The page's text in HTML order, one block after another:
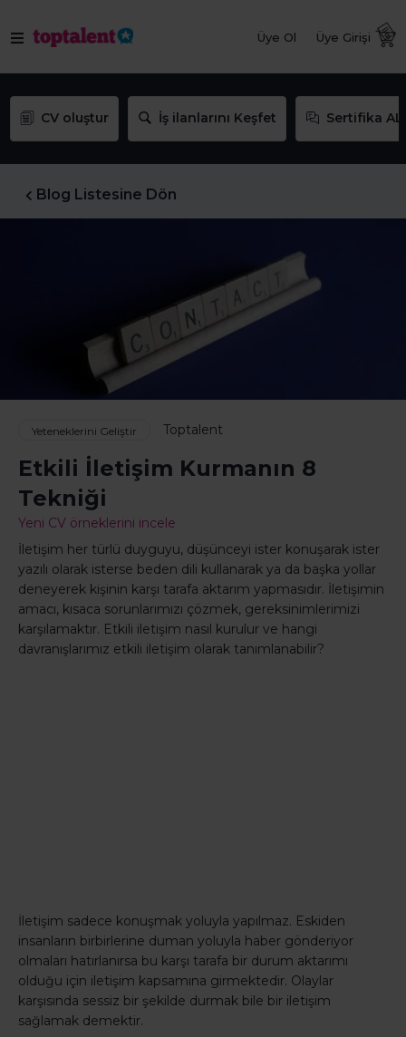
Üye Ol Üye Girişi
CV oluştur İş ilanlarını Keşfet Sertifika AL
Blog Listesine Dön
Yeteneklerini Geliştir Toptalent
Etkili İletişim Kurmanın 8
Tekniği
Yeni CV örneklerini incele
İletişim her türlü duyguyu, düşünceyi ister konuşarak ister
yazılı olarak isterse beden dili kullanarak ya da başka yollar
deneyerek kişinin karşı tarafa aktarım yapmasıdır. İletişimin
amacı, kısaca sorunlarımızı çözmek, gereksinimlerimizi
karşılamaktır. Etkili iletişim nasıl kurulur ve hangi
davranışlarımız etkili iletişim olarak tanımlanabilir?
İletişim sadece konuşmak yoluyla yapılmaz. Eskiden
insanların birbirlerine duman yoluyla haber gönderiyor
olmaları hatırlanırsa bu karşı tarafa bir durum aktarımı
olduğu için iletişim kapsamına girmektedir. Olaylar
karşısında sessiz bir şekilde durmak bile bir iletişim
sağlamak demektir.